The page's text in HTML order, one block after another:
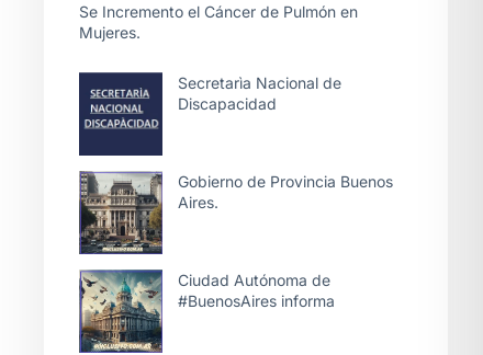
Se Incremento el Cáncer de Pulmón en
Mujeres.
Secretarìa Nacional de
Discapacidad
Gobierno de Provincia Buenos
Aires.
Ciudad Autónoma de
#BuenosAires informa